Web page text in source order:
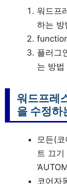
워드프
하는 방
플러그
는 방법
워드프레
을 수정하
모든(
트 끄
코어자